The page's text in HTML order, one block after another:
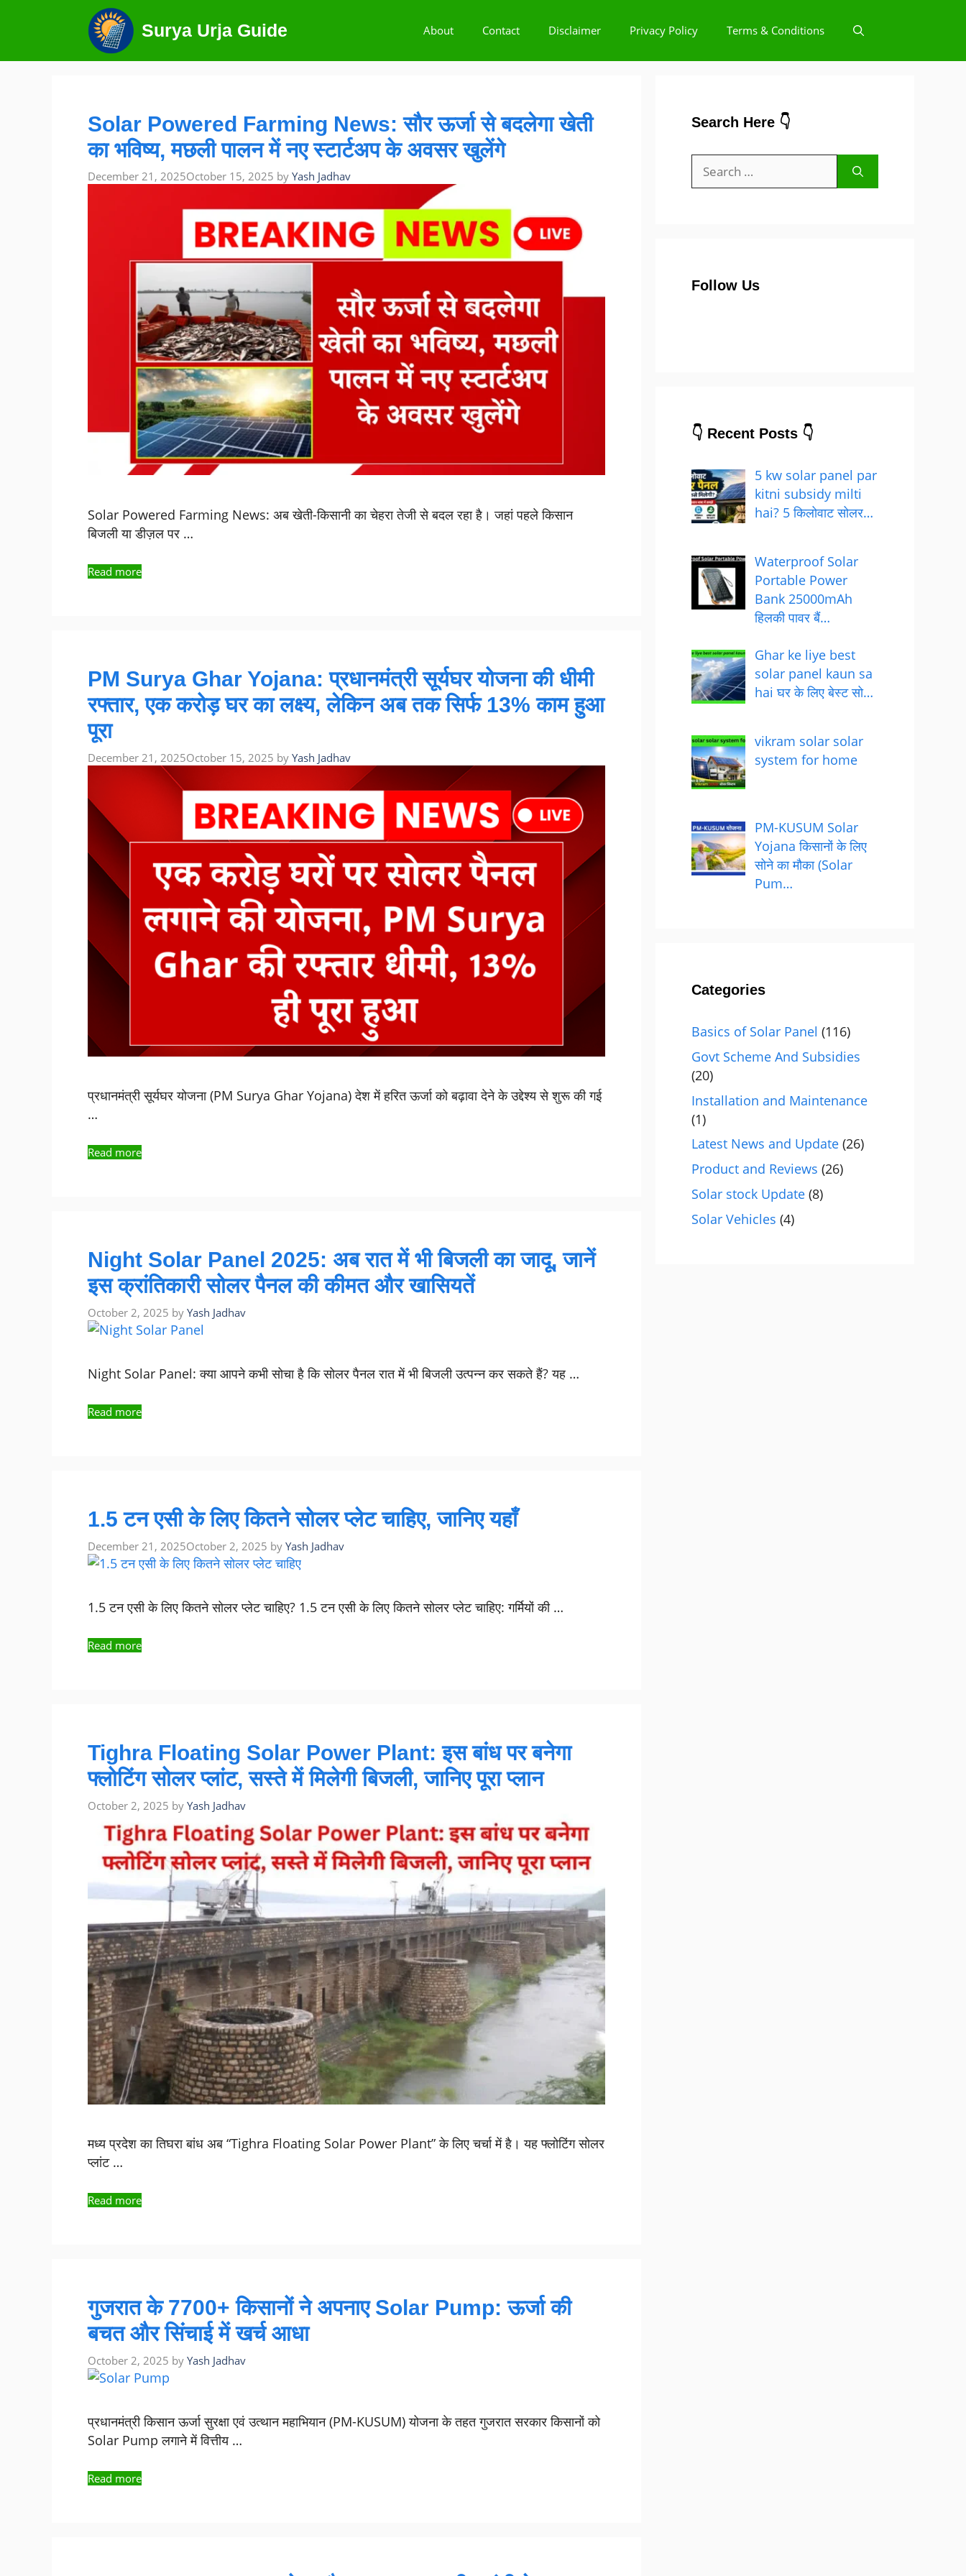
Surya Urja Guide About Contact Disclaimer Privacy Policy Terms & Conditions
Solar Powered Farming News: सौर ऊर्जा से बदलेगा खेती
का भविष्य, मछली पालन में नए स्टार्टअप के अवसर खुलेंगे
December 21, 2025October 15, 2025 by Yash Jadhav
Solar Powered Farming News: अब खेती-किसानी का चेहरा तेजी से बदल रहा है। जहां पहले किसान
बिजली या डीज़ल पर …
Read more
PM Surya Ghar Yojana: प्रधानमंत्री सूर्यघर योजना की धीमी
रफ्तार, एक करोड़ घर का लक्ष्य, लेकिन अब तक सिर्फ 13% काम हुआ
पूरा
December 21, 2025October 15, 2025 by Yash Jadhav
प्रधानमंत्री सूर्यघर योजना (PM Surya Ghar Yojana) देश में हरित ऊर्जा को बढ़ावा देने के उद्देश्य से शुरू की गई
…
Read more
Night Solar Panel 2025: अब रात में भी बिजली का जादू, जानें
इस क्रांतिकारी सोलर पैनल की कीमत और खासियतें
October 2, 2025 by Yash Jadhav
Night Solar Panel: क्या आपने कभी सोचा है कि सोलर पैनल रात में भी बिजली उत्पन्न कर सकते हैं? यह …
Read more
1.5 टन एसी के लिए कितने सोलर प्लेट चाहिए, जानिए यहाँ
December 21, 2025October 2, 2025 by Yash Jadhav
1.5 टन एसी के लिए कितने सोलर प्लेट चाहिए? 1.5 टन एसी के लिए कितने सोलर प्लेट चाहिए: गर्मियों की …
Read more
Tighra Floating Solar Power Plant: इस बांध पर बनेगा
फ्लोटिंग सोलर प्लांट, सस्ते में मिलेगी बिजली, जानिए पूरा प्लान
October 2, 2025 by Yash Jadhav
मध्य प्रदेश का तिघरा बांध अब “Tighra Floating Solar Power Plant” के लिए चर्चा में है। यह फ्लोटिंग सोलर
प्लांट …
Read more
गुजरात के 7700+ किसानों ने अपनाए Solar Pump: ऊर्जा की
बचत और सिंचाई में खर्च आधा
October 2, 2025 by Yash Jadhav
प्रधानमंत्री किसान ऊर्जा सुरक्षा एवं उत्थान महाभियान (PM-KUSUM) योजना के तहत गुजरात सरकार किसानों को
Solar Pump लगाने में वित्तीय …
Read more
Search Here 👇
Search
for:
Follow Us
👇 Recent Posts 👇
5 kw solar panel par
kitni subsidy milti
hai? 5 किलोवाट सोलर…
Waterproof Solar
Portable Power
Bank 25000mAh
हिलकी पावर बैं…
Ghar ke liye best
solar panel kaun sa
hai घर के लिए बेस्ट सो…
vikram solar solar
system for home
PM-KUSUM Solar
Yojana किसानों के लिए
सोने का मौका (Solar
Pum…
Categories
Basics of Solar Panel (116)
Govt Scheme And Subsidies
(20)
Installation and Maintenance
(1)
Latest News and Update (26)
Product and Reviews (26)
Solar stock Update (8)
Solar Vehicles (4)